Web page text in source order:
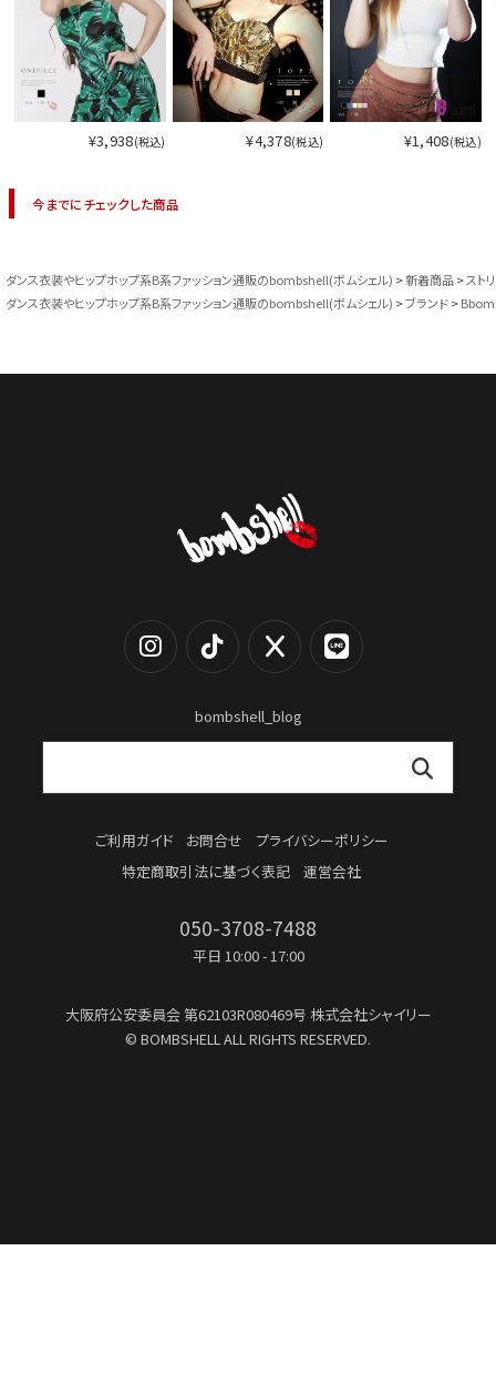
¥3,938(税込) ¥4,378(税込) ¥1,408(税込)
今までにチェックした商品
ダンス衣装やヒップホップ系B系ファッション通販のbombshell(ボムシェル) 新着商品
スト
ダンス衣装やヒップホップ系B系ファッション通販のbombshell(ボムシェル)
ブランド
bombshell_blog
ご利用ガイド お問合せ
プライバシーポリシー
特定商取引法に基づく表記
運営会社
050-3708-7488
平日 10:00 - 17:00
大阪府公安委員会第62103R080469号 株式会社シャイリー
© BOMBSHELL ALL RIGHTS RESERVED.